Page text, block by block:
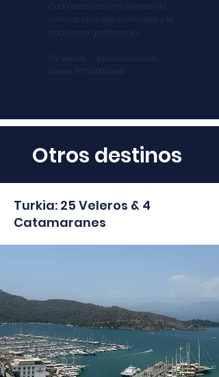
Cada escala es una experiencia
cultural: ciudades medievales y la
tradicional gastronomia ​​
65 Veleros -
40 Catamaranes
Desde: E€ 2500/week
Otros destinos
Turkia: 25 Veleros & 4
Catamaranes